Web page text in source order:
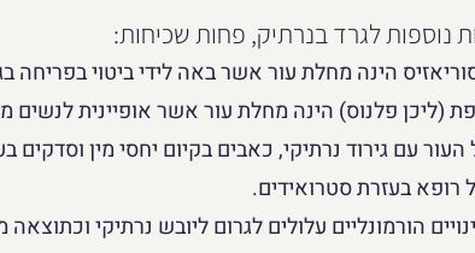
הינה מחלת עור אשר באה לידי ביטוי בפריחה
(ליכן פלנוס) הינה מחלת עור אשר אופיינית לנשים
העור עם גירוד נרתיקי, כאבים בקיום יחסי מין
רופא בעזרת סטרואידים.
הורמונליים עלולים לגרום ליובש נרתיקי